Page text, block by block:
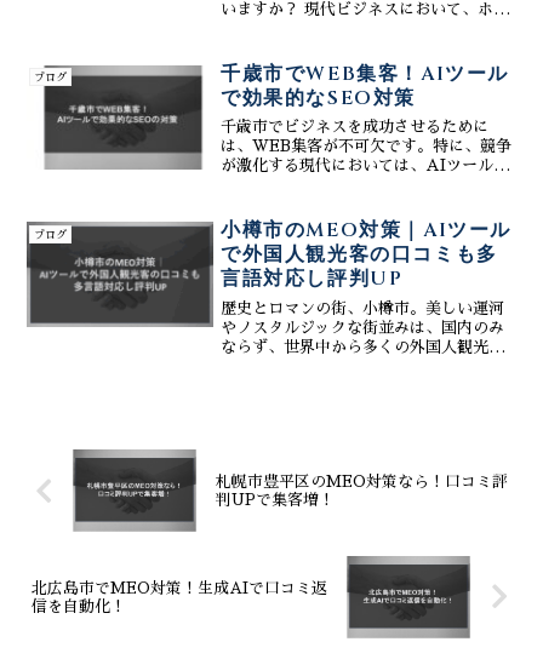
いますか？ 現代ビジネスにおいて、ホー
います。競争の激しい中央区で勝ち抜く
ためには、戦略的なホーム...
ブログ
千歳市でWEB集客！AIツール
で効果的なSEO対策
千歳市でビジネスを成功させるために
は、WEB集客が不可欠です。特に、競争
が激化する現代においては、AIツールを
に特化したWEB集客支援会社として、
AIによるSEO対策...
ブログ
小樽市のMEO対策｜AIツール
で外国人観光客の口コミも多
言語対応し評判UP
歴史とロマンの街、小樽市。美しい運河
やノスタルジックな街並みは、国内のみ
ならず、世界中から多くの外国人観光客
札幌市豊平区のMEO対策なら！口コミ評
判UPで集客増！
北広島市でMEO対策！生成AIで口コミ返
信を自動化！